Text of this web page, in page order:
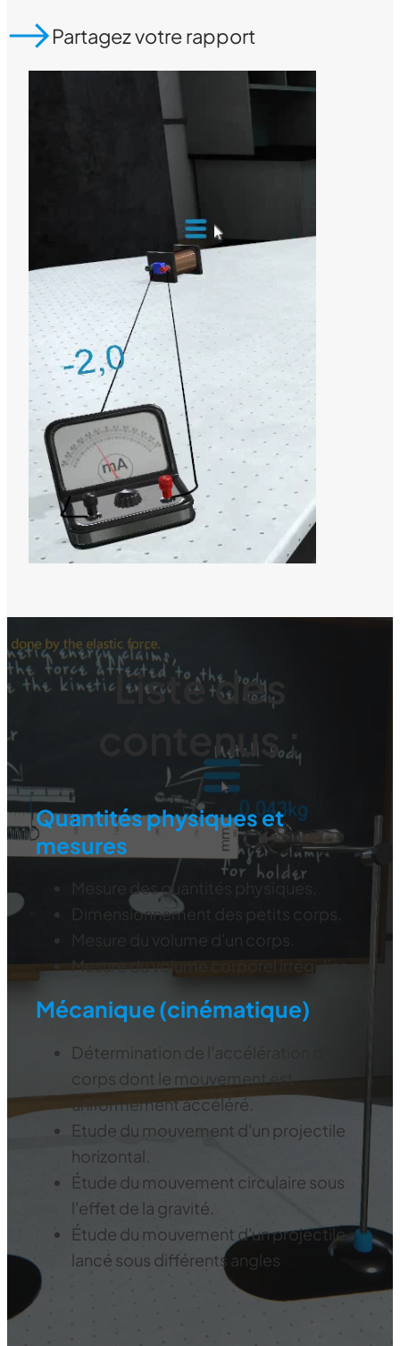
Partagez votre rapport
Liste des
contenus :
Quantités physiques et
mesures
Mesure des quantités physiques.
Dimensionnement des petits corps.
Mesure du volume d'un corps.
Mesure du volume corporel irrégulier.
Mécanique (cinématique)
Détermination de l'accélération d'un
corps dont le mouvement est
uniformément accéléré.
Etude du mouvement d'un projectile
horizontal.
Étude du mouvement circulaire sous
l'effet de la gravité.
Étude du mouvement d'un projectile
lancé sous différents angles